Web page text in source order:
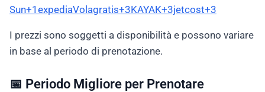
Sun+1 expediaVolagratis+3KAYAK+3jetcost+3
I prezzi sono soggetti a disponibilità e possono variare
in base al periodo di prenotazione.
📅 Periodo Migliore per Prenotare